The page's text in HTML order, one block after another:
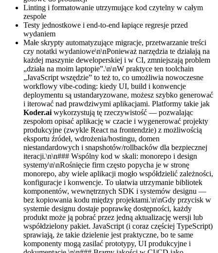
Linting i formatowanie utrzymujące kod czytelny w całym
zespole
Testy jednostkowe i end-to-end łapiące regresje przed
wydaniem
Małe skrypty automatyzujące migracje, przetwarzanie treści
czy notatki wydaniowe\n\nPonieważ narzędzia te działają na
każdej maszynie deweloperskiej i w CI, zmniejszają problem
„działa na moim laptopie”.\n\nW praktyce ten toolchain
„JavaScript wszędzie” to też to, co umożliwia nowoczesne
workflowy vibe-coding: kiedy UI, build i konwencje
deploymentu są ustandaryzowane, możesz szybko generować
i iterować nad prawdziwymi aplikacjami. Platformy takie jak
Koder.ai wykorzystują tę rzeczywistość — pozwalając
zespołom opisać aplikację w czacie i wygenerować projekty
produkcyjne (zwykle React na frontendzie) z możliwością
eksportu źródeł, wdrożenia/hostingu, domen
niestandardowych i snapshotów/rollbacków dla bezpiecznej
iteracji.\n\n### Wspólny kod w skali: monorepo i design
systemy\n\nRośnięcie firm często popycha je w stronę
monorepo, aby wiele aplikacji mogło współdzielić zależności,
konfiguracje i konwencje. To ułatwia utrzymanie bibliotek
komponentów, wewnętrznych SDK i systemów designu —
bez kopiowania kodu między projektami.\n\nGdy przycisk w
systemie designu dostaje poprawkę dostępności, każdy
produkt może ją pobrać przez jedną aktualizację wersji lub
współdzielony pakiet. JavaScript (i coraz częściej TypeScript)
sprawiają, że takie dzielenie jest praktyczne, bo te same
komponenty mogą zasilać prototypy, UI produkcyjne i